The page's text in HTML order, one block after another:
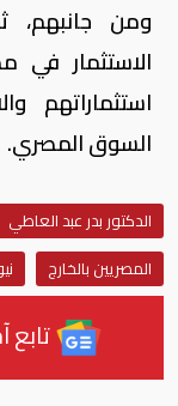
ومن جانبهم،
الاستثمار في
استثماراتهم
السوق المصري.
الدكتور بدر عبد العاطي
المصريين بالخارج
تابع